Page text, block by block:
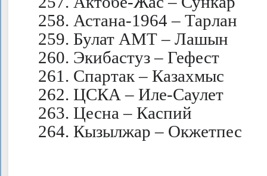
258. Астана-1964 – Тарлан
259. Булат АМТ – Лашын
260. Экибастуз – Гефест
261. Спартак – Казахмыс
262. ЦСКА – Иле-Саулет
263. Цесна – Каспий
264. Кызылжар – Окжетпес